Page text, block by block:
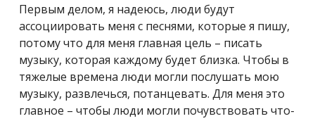
Первым делом, я надеюсь, люди будут
ассоциировать меня с песнями, которые я пишу,
потому что для меня главная цель – писать
музыку, которая каждому будет близка. Чтобы в
тяжелые времена люди могли послушать мою
музыку, развлечься, потанцевать. Для меня это
главное – чтобы люди могли почувствовать что-